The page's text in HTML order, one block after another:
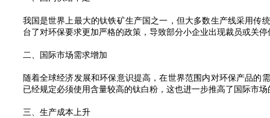
我国是世界上最大的钛铁矿生产国之一，但大多数生产线采用传
台了对环保要求更加严格的政策，导致部分小企业出现裁员或关
二、国际市场需求增加
随着全球经济发展和环保意识提高，在世界范围内对环保产品的
已经规定必须使用含量较高的钛白粉，这也进一步推高了国际市
三、生产成本上升